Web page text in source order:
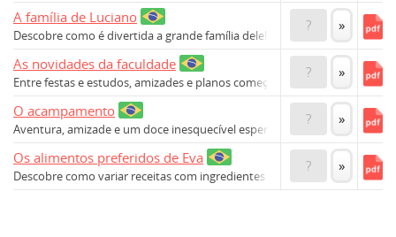
A família de Luciano
Descobre como é divertida a grande família dele!
? »
As novidades da faculdade
Entre festas e estudos, amizades e planos começam aqui.
? »
O acampamento
Aventura, amizade e um doce inesquecível esperam por ti!
? »
Os alimentos preferidos de Eva
Descobre como variar receitas com ingredientes fresquinhos!
? »